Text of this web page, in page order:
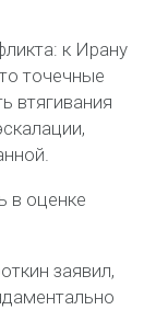
к Ирану
точечные
втягивания
оценке
заявил,